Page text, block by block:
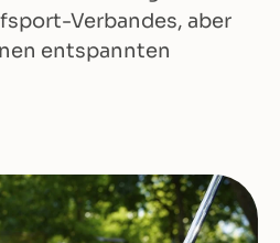
Verbandes, aber
entspannten